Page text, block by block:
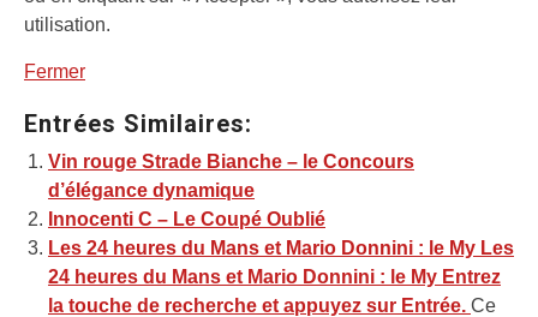
utilisation.
Fermer
Entrées Similaires:
Vin rouge Strade Bianche – le Concours
d’élégance dynamique
Innocenti C – Le Coupé Oublié
Les 24 heures du Mans et Mario Donnini : le My Les
24 heures du Mans et Mario Donnini : le My Entrez
la touche de recherche et appuyez sur Entrée. Ce